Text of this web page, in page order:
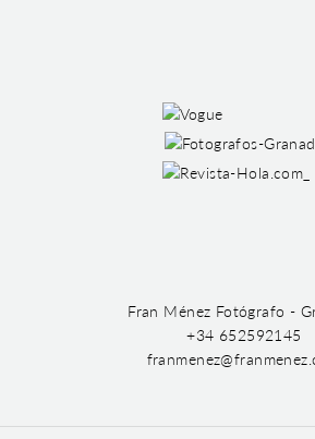
Fran Ménez Fotógrafo -
+34 652592145